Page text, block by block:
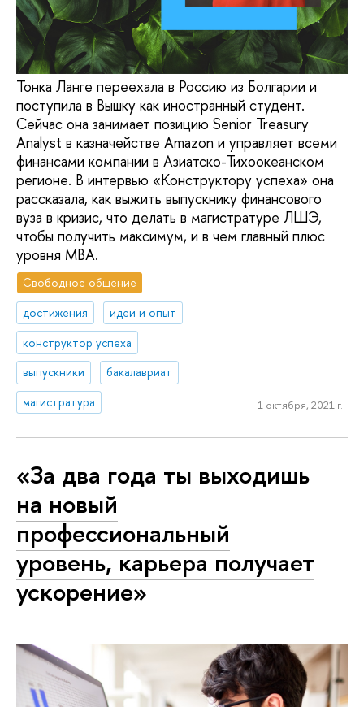
Тонка Ланге переехала в Россию из Болгарии и
поступила в Вышку как иностранный студент.
Сейчас она занимает позицию Senior Treasury
Analyst в казначействе Amazon и управляет всеми
финансами компании в Азиатско-Тихоокеанском
регионе. В интервью «Конструктору успеха» она
рассказала, как выжить выпускнику финансового
вуза в кризис, что делать в магистратуре ЛШЭ,
чтобы получить максимум, и в чем главный плюс
уровня МВА.
Свободное общение
достижения
идеи и опыт
конструктор успеха
выпускники
бакалавриат
магистратура
1 октября, 2021 г.
«За два года ты выходишь
на новый
профессиональный
уровень, карьера получает
ускорение»